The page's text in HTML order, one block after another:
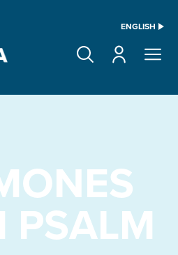
ENGLISH
PSALM